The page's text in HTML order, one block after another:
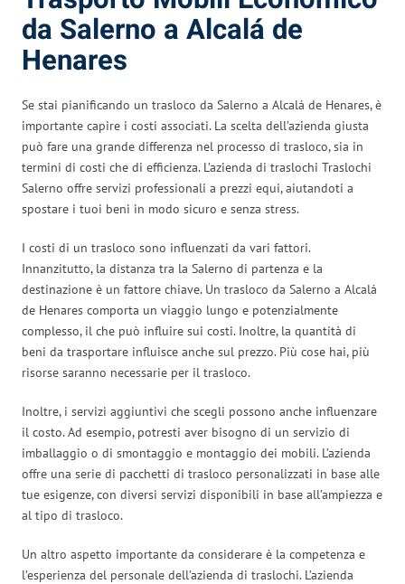
da Salerno a Alcalá de
Henares
Se stai pianificando un trasloco da Salerno a Alcalá de Henares, è
importante capire i costi associati. La scelta dell’azienda giusta
può fare una grande differenza nel processo di trasloco, sia in
termini di costi che di efficienza. L’azienda di traslochi Traslochi
Salerno offre servizi professionali a prezzi equi, aiutandoti a
spostare i tuoi beni in modo sicuro e senza stress.
I costi di un trasloco sono influenzati da vari fattori.
Innanzitutto, la distanza tra la Salerno di partenza e la
destinazione è un fattore chiave. Un trasloco da Salerno a Alcalá
de Henares comporta un viaggio lungo e potenzialmente
complesso, il che può influire sui costi. Inoltre, la quantità di
beni da trasportare influisce anche sul prezzo. Più cose hai, più
risorse saranno necessarie per il trasloco.
Inoltre, i servizi aggiuntivi che scegli possono anche influenzare
il costo. Ad esempio, potresti aver bisogno di un servizio di
imballaggio o di smontaggio e montaggio dei mobili. L’azienda
offre una serie di pacchetti di trasloco personalizzati in base alle
tue esigenze, con diversi servizi disponibili in base all’ampiezza e
al tipo di trasloco.
Un altro aspetto importante da considerare è la competenza e
l’esperienza del personale dell’azienda di traslochi. L’azienda